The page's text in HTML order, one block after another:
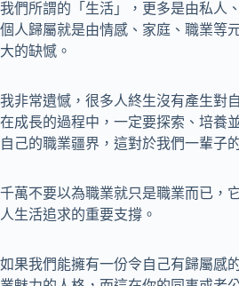
我們所謂的「生活」，更多是由私人
個人歸屬就是由情感、家庭、職業等
大的缺憾。
我非常遺憾，很多人終生沒有產生對
在成長的過程中，一定要探索、培養
自己的職業疆界，這對於我們一輩子
千萬不要以為職業就只是職業而已，
人生活追求的重要支撐。
如果我們能擁有一份令自己有歸屬感